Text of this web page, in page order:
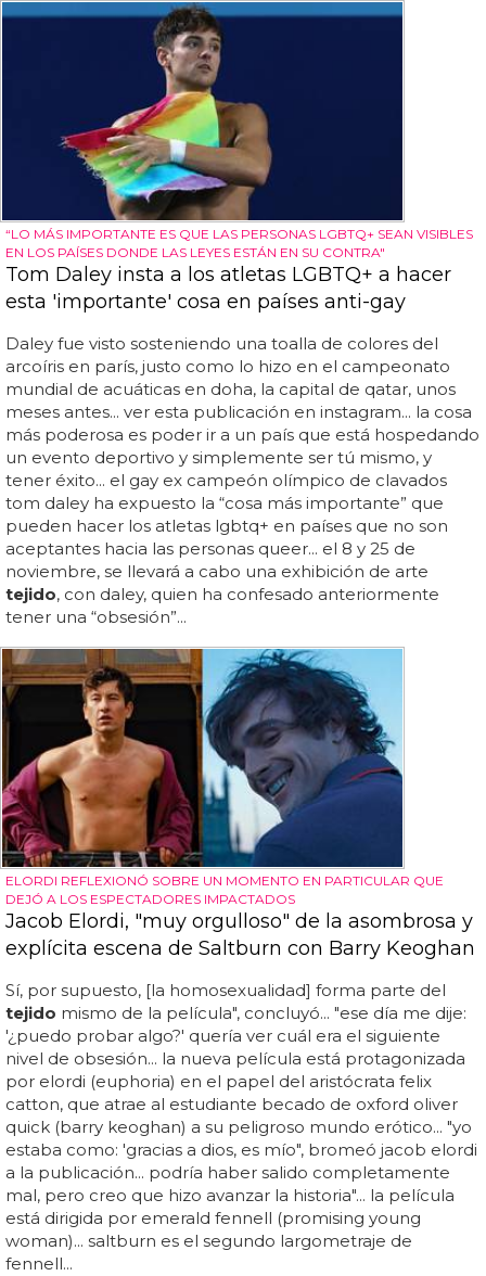
“LO MÁS IMPORTANTE ES QUE LAS PERSONAS LGBTQ+ SEAN VISIBLES
EN LOS PAÍSES DONDE LAS LEYES ESTÁN EN SU CONTRA"
Tom Daley insta a los atletas LGBTQ+ a hacer
esta 'importante' cosa en países anti-gay
Daley fue visto sosteniendo una toalla de colores del
arcoíris en parís, justo como lo hizo en el campeonato
mundial de acuáticas en doha, la capital de qatar, unos
meses antes... ver esta publicación en instagram... la cosa
más poderosa es poder ir a un país que está hospedando
un evento deportivo y simplemente ser tú mismo, y
tener éxito... el gay ex campeón olímpico de clavados
tom daley ha expuesto la “cosa más importante” que
pueden hacer los atletas lgbtq+ en países que no son
aceptantes hacia las personas queer... el 8 y 25 de
noviembre, se llevará a cabo una exhibición de arte
tejido, con daley, quien ha confesado anteriormente
tener una “obsesión”...
ELORDI REFLEXIONÓ SOBRE UN MOMENTO EN PARTICULAR QUE
DEJÓ A LOS ESPECTADORES IMPACTADOS
Jacob Elordi, "muy orgulloso" de la asombrosa y
explícita escena de Saltburn con Barry Keoghan
Sí, por supuesto, [la homosexualidad] forma parte del
tejido mismo de la película", concluyó... "ese día me dije:
'¿puedo probar algo?' quería ver cuál era el siguiente
nivel de obsesión... la nueva película está protagonizada
por elordi (euphoria) en el papel del aristócrata felix
catton, que atrae al estudiante becado de oxford oliver
quick (barry keoghan) a su peligroso mundo erótico... "yo
estaba como: 'gracias a dios, es mío", bromeó jacob elordi
a la publicación... podría haber salido completamente
mal, pero creo que hizo avanzar la historia"... la película
está dirigida por emerald fennell (promising young
woman)... saltburn es el segundo largometraje de
fennell...